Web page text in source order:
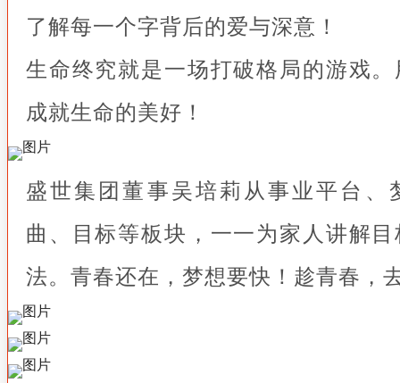
了解每一个字背后的爱与深意！
生命终究就是一场打破格局的游戏
成就生命的美好！
盛世集团董事吴培莉从事业平台、
曲、目标等板块，一一为家人讲解
法。青春还在，梦想要快！趁青春，